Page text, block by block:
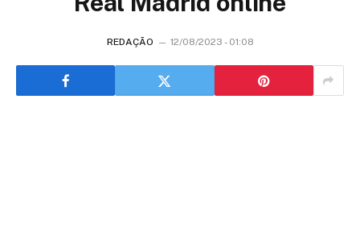
REDAÇÃO 12/08/2023 - 01:08